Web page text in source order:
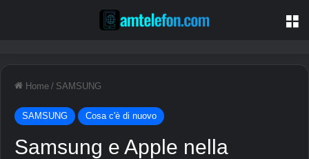
Home / SAMSUNG
SAMSUNG Cosa c'è di nuovo
Samsung e Apple nella